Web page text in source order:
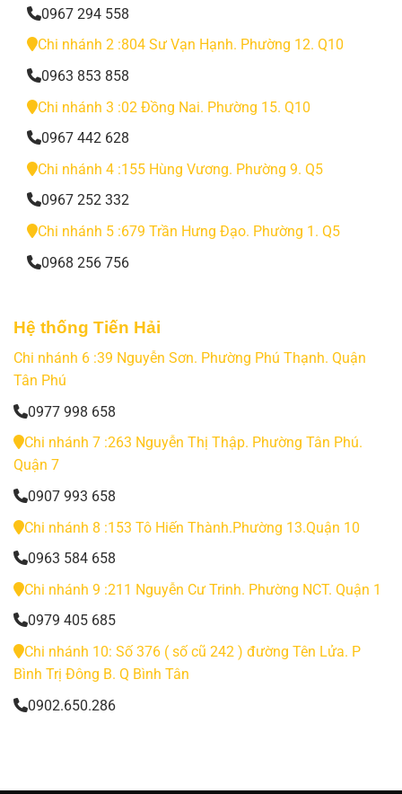
0967 294 558
Chi nhánh 2 :804 Sư Vạn Hạnh. Phường 12. Q10
0963 853 858
Chi nhánh 3 :02 Đồng Nai. Phường 15. Q10
0967 442 628
Chi nhánh 4 :155 Hùng Vương. Phường 9. Q5
0967 252 332
Chi nhánh 5 :679 Trần Hưng Đạo. Phường 1. Q5
0968 256 756
Hệ thống Tiến Hải
Chi nhánh 6 :39 Nguyễn Sơn. Phường Phú Thạnh. Quận
Tân Phú
0977 998 658
Chi nhánh 7 :263 Nguyễn Thị Thập. Phường Tân Phú.
Quận 7
0907 993 658
Chi nhánh 8 :153 Tô Hiến Thành.Phường 13.Quận 10
0963 584 658
Chi nhánh 9 :211 Nguyễn Cư Trinh. Phường NCT. Quận 1
0979 405 685
Chi nhánh 10: Số 376 ( số cũ 242 ) đường Tên Lửa. P
Bình Trị Đông B. Q Bình Tân
0902.650.286